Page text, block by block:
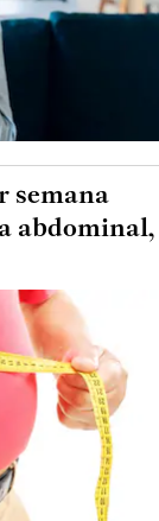
semana
abdominal,